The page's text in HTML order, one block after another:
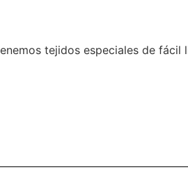
tejidos especiales de fácil